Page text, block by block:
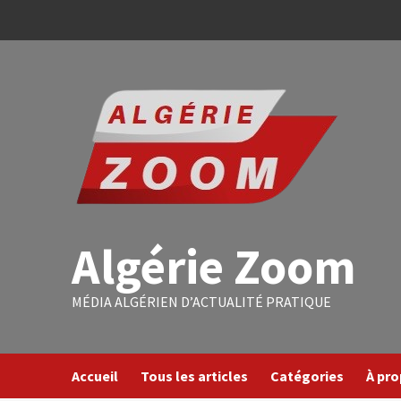
Algérie Zoom
MÉDIA ALGÉRIEN D’ACTUALITÉ PRATIQUE
Accueil Tous les articles Catégories À